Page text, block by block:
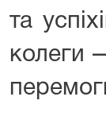
та
колеги